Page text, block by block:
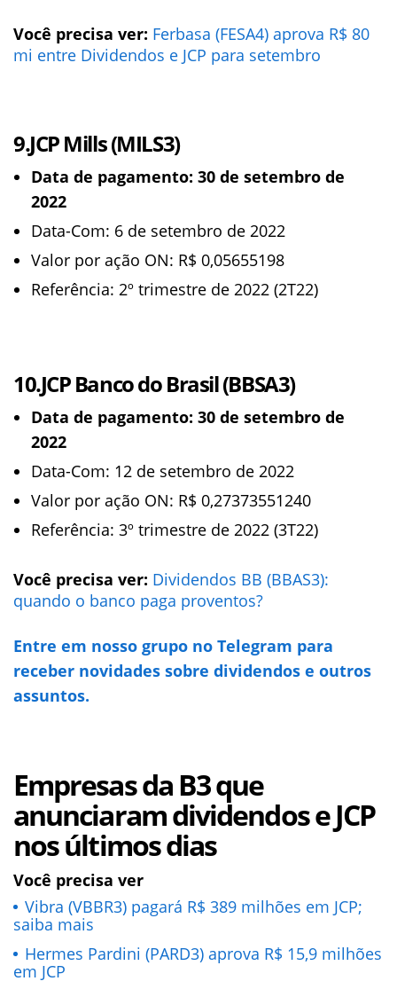
Você precisa ver: Ferbasa (FESA4) aprova R$ 80
mi entre Dividendos e JCP para setembro
9.JCP Mills (MILS3)
Data de pagamento: 30 de setembro de
2022
Data-Com: 6 de setembro de 2022
Valor por ação ON: R$ 0,05655198
Referência: 2º trimestre de 2022 (2T22)
10.JCP Banco do Brasil (BBSA3)
Data de pagamento: 30 de setembro de
2022
Data-Com: 12 de setembro de 2022
Valor por ação ON: R$ 0,27373551240
Referência: 3º trimestre de 2022 (3T22)
Você precisa ver: Dividendos BB (BBAS3):
quando o banco paga proventos?
Entre em nosso grupo no Telegram para
receber novidades sobre dividendos e outros
assuntos.
Empresas da B3 que
anunciaram dividendos e JCP
nos últimos dias
Você precisa ver
Vibra (VBBR3) pagará R$ 389 milhões em JCP;
saiba mais
Hermes Pardini (PARD3) aprova R$ 15,9 milhões
em JCP